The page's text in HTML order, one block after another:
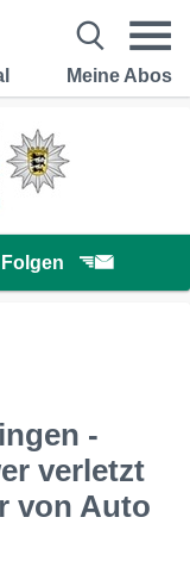
Meine Abos
Folgen
-
verletzt
von Auto